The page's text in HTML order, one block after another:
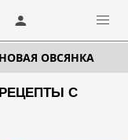
ОВСЯНКА
С